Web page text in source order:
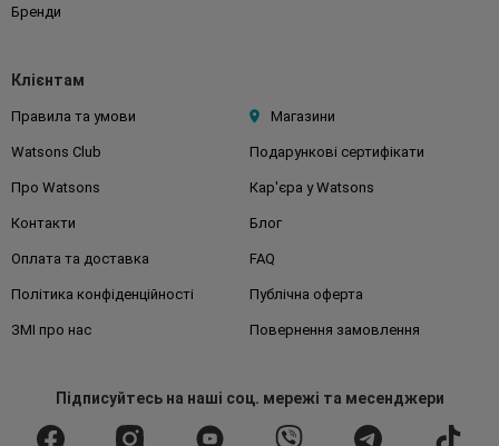
Бренди
Клієнтам
Правила та умови Магазини
Watsons Club Подарункові сертифікати
Про Watsons Кар'єра у Watsons
Контакти Блог
Оплата та доставка FAQ
Політика конфіденційності Публічна оферта
ЗМІ про нас Повернення замовлення
Підписуйтесьна наші соц. мережі та месенджери